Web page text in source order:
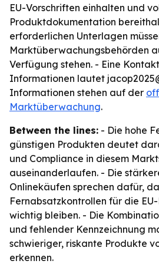
EU-Vorschriften einhalten und
Produktdokumentation
erforderlichen Unterlagen
Marktüberwachungsbehörden
Verfügung stehen. - Eine
Informationen lautet
Informationen stehen auf der
Marktüberwachung.
Between the lines: - Die hohe
günstigen Produkten deutet
und Compliance in diesem
auseinanderlaufen. - Die
Onlinekäufen sprechen dafür,
Fernabsatzkontrollen für die
wichtig bleiben. - Die
und fehlender Kennzeichnung
schwieriger, riskante Produkte
erkennen.